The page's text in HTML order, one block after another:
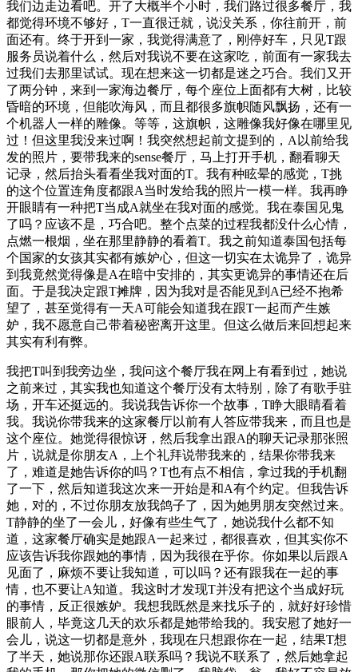
我们边走边看吧。开了大概半个小时，我们路过很多餐厅，我
都觉得环境不够好，T一直很迁就，说没关系，你往前开，前
面还有。终于开到一家，我觉得满意了，刚停好车，只见T跟
服务员说着什么，然后对我说不要在这家吃，前面有一家我去
过我们去那里试试。现在想来这一切都是迷之巧合。我们又开
了两分钟，来到一家海边餐厅，每个座位上面都有大树，比较
昏暗的环境，但能吹海风，而且都很多旗帜随风飘扬，还有一
个机器人一样的雕像。等等，这旗帜，这雕像我好像在哪里见
过！但这里我没来过啊！我突然想起前文提到的，A以前给我
发的照片，要带我来的sense餐厅，马上打开手机，翻看聊天
记录，然后抬头看看坐我对面的T。我有种眩晕的感觉，T挑
的这个位置连角度都跟A当时发给我的照片一模一样。我再睁
开眼睛有一种把T当成A就坐在我对面的感觉。我在泰国见鬼
了吗？应该不是，巧合吧。整个点菜的过程我都没什么心情，
点燃一根烟，坐在那里静静的看着T。我之前知道泰国包括每
个国家的女孩其实都有嫉妒心，但这一切实在太诡异了，诡异
到我竟然觉得像是A在暗中安排的，其实更诡异的事情还在后
面。于是我决定跟T摊牌，因为我对是否能见到A已经不抱希
望了，甚至觉得有一天A可能会知道我在跟T一起而产生嫉
妒，我不愿意自己带着秘密离开这里。但这么做后来回想起来
其实有利有弊。
我把T叫到我旁边坐，我问这个餐厅我在网上有看到过，她说
之前来过，其实我也知道这个餐厅没有太特别，除了有歌手驻
场，开车还挺远的。我说我告诉你一个故事，T睁大眼睛看着
我。我说你带我来的这家餐厅以前有人答应带我来，而且也是
这个座位。她觉得很惊讶，然后我拿出跟A的聊天记录那张照
片，说就是你朋友A，上个礼拜说带我来的，结果你带我来
了，难道是她告诉你的吗？T也有点不相信，拿过我的手机翻
了一下，然后知道我这次来一开始是和A有个约定。但我告诉
她，对的，不过你朋友放我鸽子了，因为她男朋友突然过来。
T静静的坐了一会儿，好像有些生气了，她说我什么都不知
道，这家餐厅确实是她跟A一起来过，都很喜欢，但其实你不
应该告诉我你跟她的事情，因为我很在乎你。你如果以后跟A
见面了，麻烦不要让我知道，可以吗？还有跟我在一起的事
情，也不要让A知道。我这时才发现T并没有把这个当成好玩
的事情，反正很嫉妒。我想我既然是来找乐子的，就好好珍惜
眼前人，毕竟这几天的欢乐都是她带给我的。我安慰了她好一
会儿，说这一切都是意外，我现在只想跟你在一起，结果T想
了半天，她说那你还跟A联系吗？我说不联系了，然后她拿起